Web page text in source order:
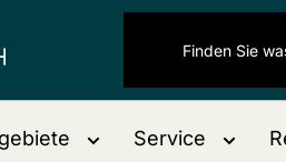
Service